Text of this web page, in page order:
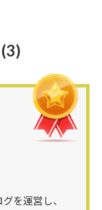
(3)
を運営し、